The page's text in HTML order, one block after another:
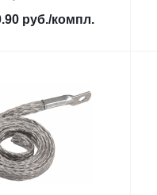
руб./компл.